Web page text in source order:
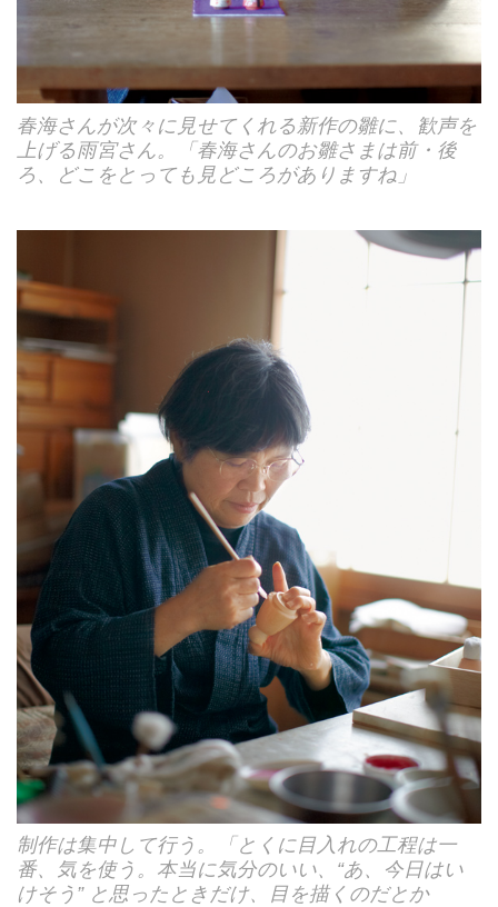
春海さんが次々に見せてくれる新作の雛に、歓声を
上げる雨宮さん。「春海さんのお雛さまは前・後
ろ、どこをとっても見どころがありますね」
制作は集中して行う。「とくに目入れの工程は一
番、気を使う。本当に気分のいい、“あ、今日はい
けそう” と思ったときだけ、目を描くのだとか